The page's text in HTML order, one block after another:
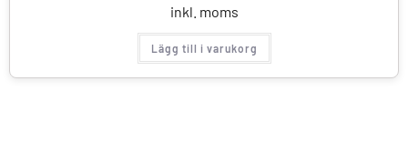
inkl. moms
Lägg till i varukorg